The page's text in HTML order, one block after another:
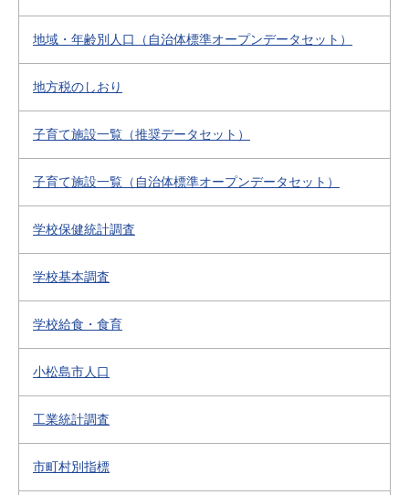
地域・年齢別人口（自治体標準オープンデータセット）
地方税のしおり
子育て施設一覧（推奨データセット）
子育て施設一覧（自治体標準オープンデータセット）
学校保健統計調査
学校基本調査
学校給食・食育
小松島市人口
工業統計調査
市町村別指標